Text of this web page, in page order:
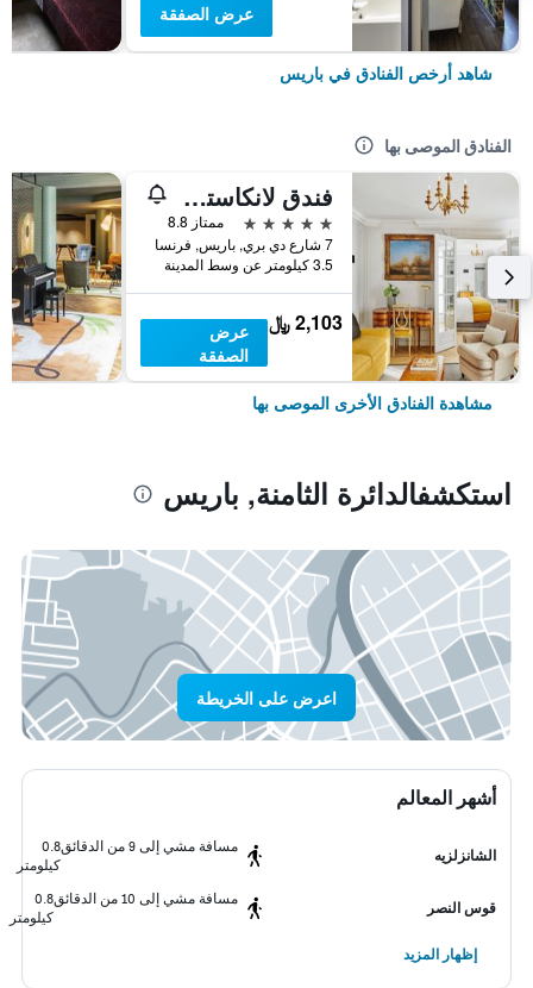
عرض الصفقة
شاهد أرخص الفنادق في باريس
الفنادق الموصى بها
فندق لانكاستر باريس شانزليزيه
5 نجوم
ممتاز 8.8
7 شارع دي بري, باريس, فرنسا
3.5 كيلومتر عن وسط المدينة
2,103 ﷼
عرض
الصفقة
مشاهدة الفنادق الأخرى الموصى بها
استكشفالدائرة الثامنة, باريس
اعرض على الخريطة
أشهر المعالم
الشانزلزيه
مسافة مشي إلى 9 من الدقائق
0.8
كيلومتر
قوس النصر
مسافة مشي إلى 10 من الدقائق
0.8
كيلومتر
إظهار المزيد